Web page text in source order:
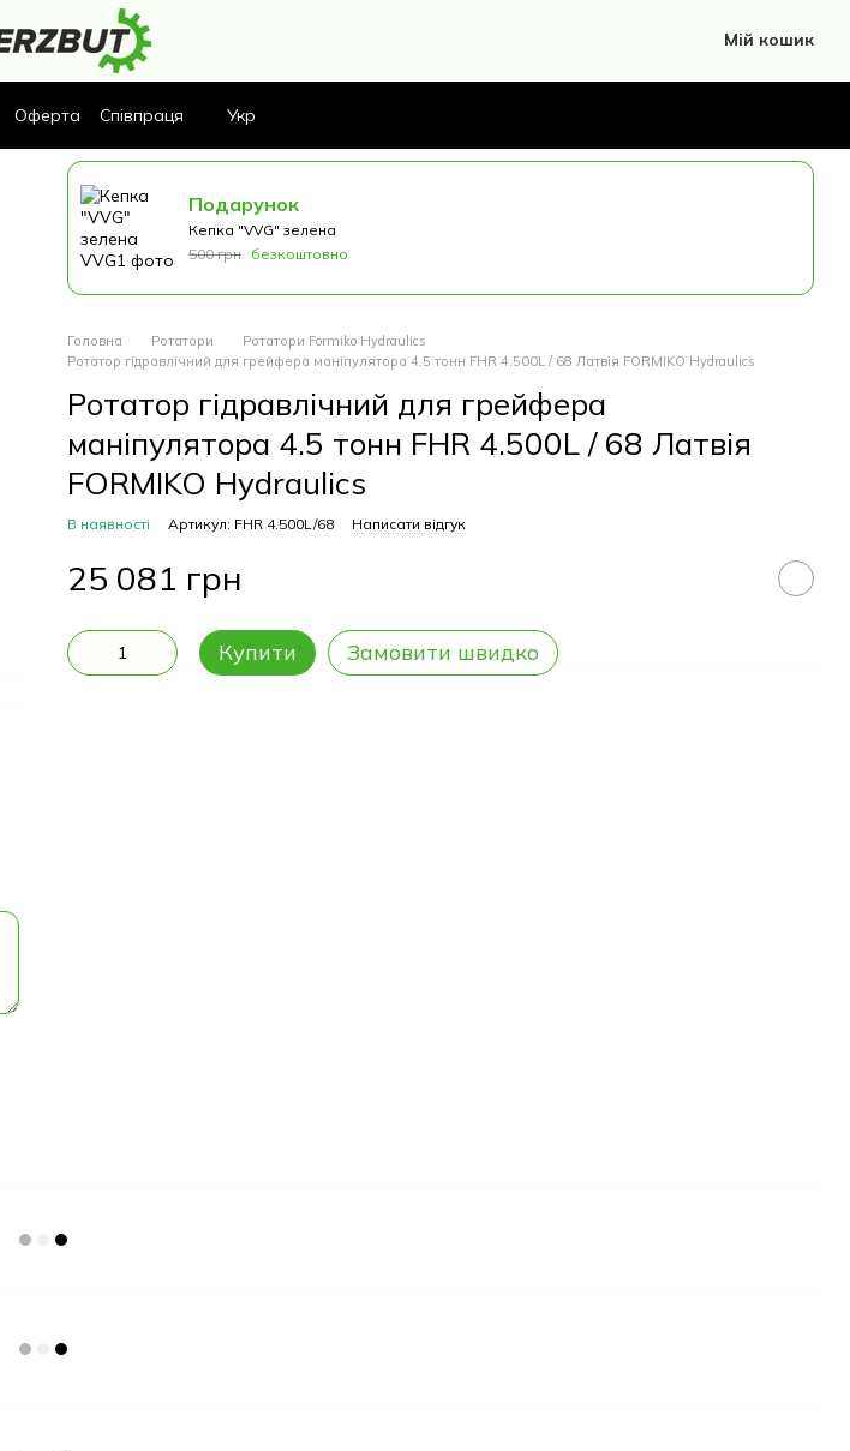
Мій кошик
Оферта Співпраця Укр
Подарунок
Кепка "VVG" зелена
500 грн безкоштовно
Головна Ротатори
Ротатори Formiko Hydraulics
Ротатор гідравлічний для грейфера маніпулятора 4.5 тонн FHR 4.500L / 68 Латвія FORMIKO Hydraulics
Ротатор гідравлічний для грейфера
маніпулятора 4.5 тонн FHR 4.500L / 68 Латвія
FORMIKO Hydraulics
В наявності Артикул: FHR 4.500L/68 Написати відгук
25 081 грн
Купити Замовити швидко